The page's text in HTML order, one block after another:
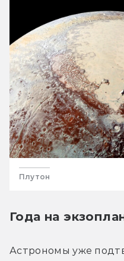
Плутон
Года на
Астрономы уже